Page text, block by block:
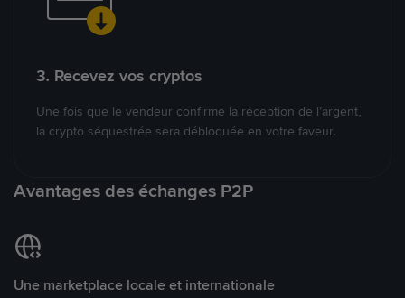
3. Recevez vos cryptos
Une fois que le vendeur confirme la réception de l’argent,
la crypto séquestrée sera débloquée en votre faveur.
Avantages des échanges P2P
Une marketplace locale et internationale